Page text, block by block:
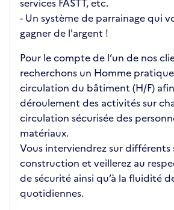
services FASTT, etc.
- Un système de parrainage qui
gagner de l'argent !
Pour le compte de l’un de nos
recherchons un Homme
circulation du bâtiment (H/F) afin
déroulement des activités sur
circulation sécurisée des
matériaux.
Vous interviendrez sur différents
construction et veillerez au
de sécurité ainsi qu’à la fluidité
quotidiennes.